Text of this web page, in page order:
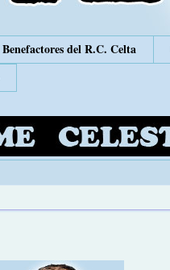
Benefactores del R.C. Celta